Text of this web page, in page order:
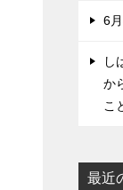
6
し
か
こ
最近